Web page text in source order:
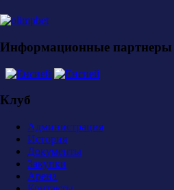
Информационные партнеры
Клуб
Администрация
История
Документы
Закупки
Арена